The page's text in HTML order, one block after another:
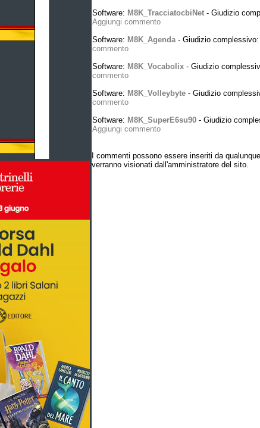
Software: M8K_TracciatocbiNet- Giudizio
Aggiungi commento
Software: M8K_Agenda- Giudizio complessivo:
commento
Software: M8K_Vocabolix- Giudizio
commento
Software: M8K_Volleybyte- Giudizio
commento
Software: M8K_SuperE6su90- Giudizio
Aggiungi commento
I commenti possono essere inseriti da
verranno visionati dall'amministratore del sito.